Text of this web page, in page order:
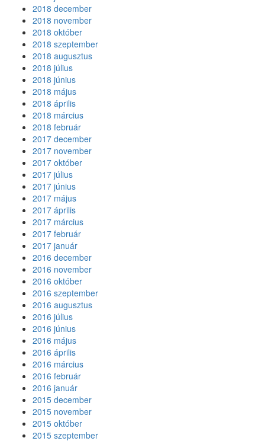
2018 december
2018 november
2018 október
2018 szeptember
2018 augusztus
2018 július
2018 június
2018 május
2018 április
2018 március
2018 február
2017 december
2017 november
2017 október
2017 július
2017 június
2017 május
2017 április
2017 március
2017 február
2017 január
2016 december
2016 november
2016 október
2016 szeptember
2016 augusztus
2016 július
2016 június
2016 május
2016 április
2016 március
2016 február
2016 január
2015 december
2015 november
2015 október
2015 szeptember